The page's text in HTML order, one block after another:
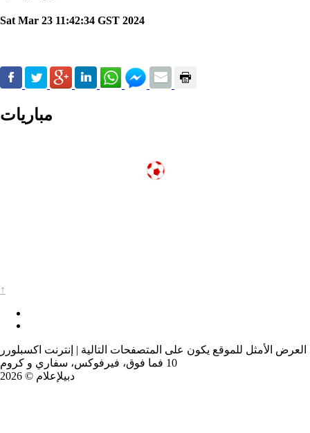
Sat Mar 23 11:42:34 GST 2024
مباريات
↑
العرض الأمثل للموقع يكون على المتصفحات التالية | إنترنت اكسبلورر
10 فما فوق، فيرفوكس، سفاري و كروم
دبيلإعلام © 2026